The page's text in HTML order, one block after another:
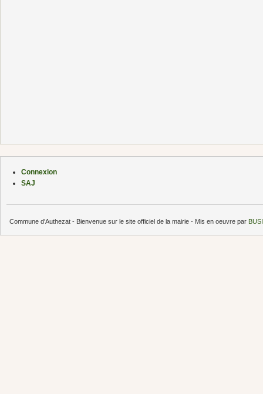
Connexion
SAJ
Commune d'Authezat - Bienvenue sur le site officiel de la mairie - Mis en oeuvre par